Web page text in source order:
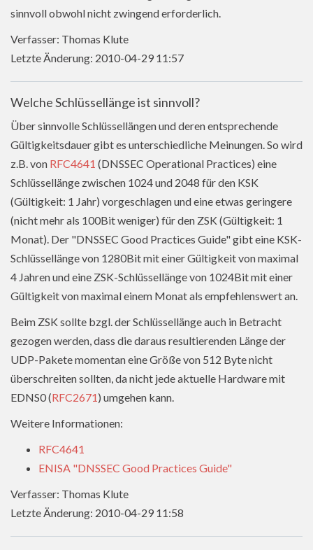
sinnvoll obwohl nicht zwingend erforderlich.
Verfasser: Thomas Klute
Letzte Änderung: 2010-04-29 11:57
Welche Schlüssellänge ist sinnvoll?
Über sinnvolle Schlüssellängen und deren entsprechende
Gültigkeitsdauer gibt es unterschiedliche Meinungen. So wird
z.B. von RFC4641 (DNSSEC Operational Practices) eine
Schlüssellänge zwischen 1024 und 2048 für den KSK
(Gültigkeit: 1 Jahr) vorgeschlagen und eine etwas geringere
(nicht mehr als 100Bit weniger) für den ZSK (Gültigkeit: 1
Monat). Der "DNSSEC Good Practices Guide" gibt eine KSK-
Schlüssellänge von 1280Bit mit einer Gültigkeit von maximal
4 Jahren und eine ZSK-Schlüssellänge von 1024Bit mit einer
Gültigkeit von maximal einem Monat als empfehlenswert an.
Beim ZSK sollte bzgl. der Schlüssellänge auch in Betracht
gezogen werden, dass die daraus resultierenden Länge der
UDP-Pakete momentan eine Größe von 512 Byte nicht
überschreiten sollten, da nicht jede aktuelle Hardware mit
EDNS0 (RFC2671) umgehen kann.
Weitere Informationen:
RFC4641
ENISA "DNSSEC Good Practices Guide"
Verfasser: Thomas Klute
Letzte Änderung: 2010-04-29 11:58